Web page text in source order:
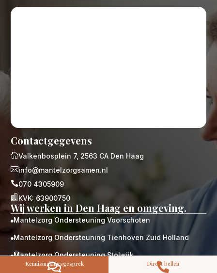
kennismaking?
Neem vrijblijvend contact op!
Zorg op maat
Persoonlijke zorgplan
Altijd vertrouwde gezichten
Hoog gekwalificeerd
Kennismakingsgesprek
Contact opnemen
Contactgegevens
Valkenbosplein 7, 2563 CA Den Haag
info@mantelzorgsamen.nl
070 4305909
 KVK: 63900750
Wij werken in Den Haag en omgeving.
Mantelzorg Ondersteuning Voorschoten
Mantelzorg Ondersteuning Tienhoven Zuid Holland
Mantelzorg Ondersteuning Stolwijk

Kennismakingsgesprek 
Direct bellen